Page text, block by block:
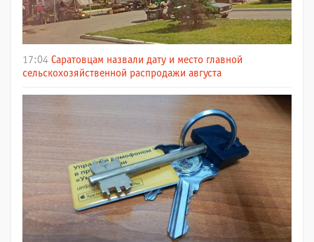
17:04 Саратовцам назвали дату и место главной
сельскохозяйственной распродажи августа